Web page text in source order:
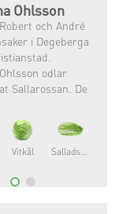
Ohlsson
och André
i Degeberga
odlar
Sallarossan. De
av
och nu odlas den
Vitkål Salladskål